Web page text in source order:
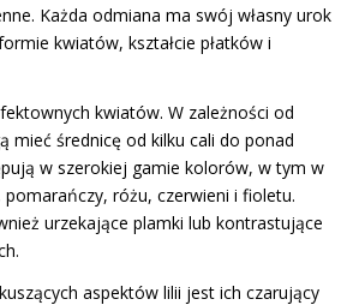
Każda odmiana ma swój własny urok
kwiatów, kształcie płatków i
kwiatów. W zależności od
mieć średnicę od kilku cali do ponad
w szerokiej gamie kolorów, w tym w
pomarańczy, różu, czerwieni i fioletu.
urzekające plamki lub kontrastujące
aspektów lilii jest ich czarujący